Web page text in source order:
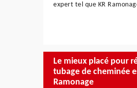
expert tel que KR
Le mieux placé pour
tubage de cheminée
Ramonage